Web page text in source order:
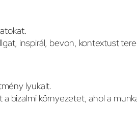
inspirál, bevon, kontextust
lyukait.
bizalmi környezetet, ahol a